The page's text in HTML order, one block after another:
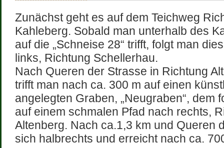
Zunächst geht es auf dem Teichweg
Kahleberg. Sobald man unterhalb des
auf die „Schneise 28“ trifft, folgt man
links, Richtung Schellerhau.
Nach Queren der Strasse in Richtung
trifft man nach ca. 300 m auf einen
angelegten Graben, „Neugraben“, dem
auf einem schmalen Pfad nach rechts,
Altenberg. Nach ca.1,3 km und Queren
sich halbrechts und erreicht nach ca.